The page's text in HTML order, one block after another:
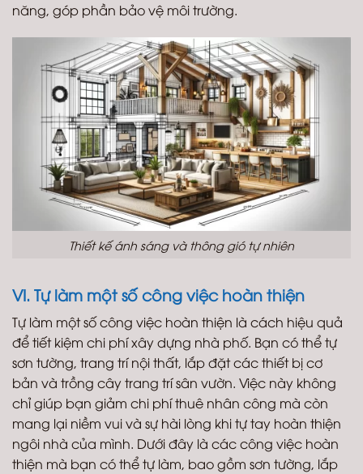
năng, góp phần bảo vệ môi trường.
Thiết kế ánh sáng và thông gió tự nhiên
VI. Tự làm một số công việc hoàn thiện
Tự làm một số công việc hoàn thiện là cách hiệu quả
để tiết kiệm chi phí xây dựng nhà phố. Bạn có thể tự
sơn tường, trang trí nội thất, lắp đặt các thiết bị cơ
bản và trồng cây trang trí sân vườn. Việc này không
chỉ giúp bạn giảm chi phí thuê nhân công mà còn
mang lại niềm vui và sự hài lòng khi tự tay hoàn thiện
ngôi nhà của mình. Dưới đây là các công việc hoàn
thiện mà bạn có thể tự làm, bao gồm sơn tường, lắp